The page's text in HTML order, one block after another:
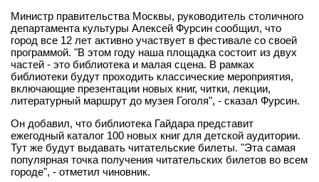
Министр правительства Москвы, руководитель столичного
департамента культуры Алексей Фурсин сообщил, что
город все 12 лет активно участвует в фестивале со своей
программой. "В этом году наша площадка состоит из двух
частей - это библиотека и малая сцена. В рамках
библиотеки будут проходить классические мероприятия,
включающие презентации новых книг, читки, лекции,
литературный маршрут до музея Гоголя", - сказал Фурсин.
Он добавил, что библиотека Гайдара представит
ежегодный каталог 100 новых книг для детской аудитории.
Тут же будут выдавать читательские билеты. "Эта самая
популярная точка получения читательских билетов во всем
городе", - отметил чиновник.